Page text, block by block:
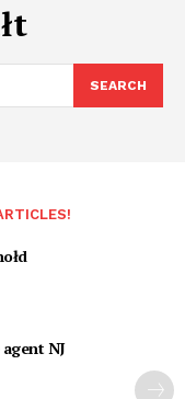
SEARCH
NJ